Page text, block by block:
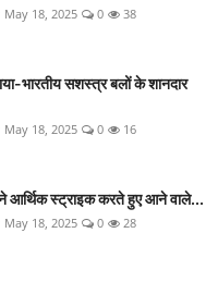
May 18, 2025 0 38
भारतीय सशस्त्र बलों के शानदार
May 18, 2025 0 16
ने आर्थिक स्ट्राइक करते हुए आने वाले...
May 18, 2025 0 28